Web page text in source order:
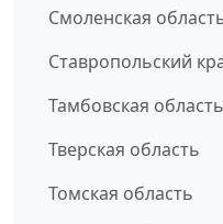
Смоленская
Ставропольский
Тамбовская область
Тверская область
Томская область